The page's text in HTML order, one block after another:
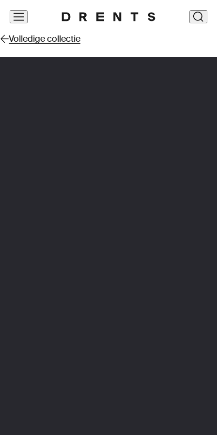
Navigatie
Volledige collectie